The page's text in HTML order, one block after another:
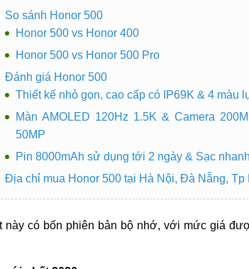
So sánh Honor 500
Honor 500 vs Honor 400
Honor 500 vs Honor 500 Pro
Đánh giá Honor 500
Thiết kế nhỏ gọn, cao cấp có IP69K & 4 màu
Màn AMOLED 120Hz 1.5K & Camera
50MP
Pin 8000mAh sử dụng tới 2 ngày & Sạc
Địa chỉ mua Honor 500 tại Hà Nội, Đà Nẵng, Tp
này có bốn phiên bản bộ nhớ, với mức giá